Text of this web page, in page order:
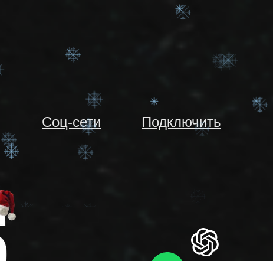
Соц-сети Подключить
12 месяцев